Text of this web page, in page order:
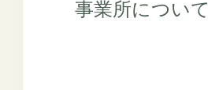
事業所について